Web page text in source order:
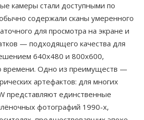
камеры стали доступными по
содержали сканы умеренного
для просмотра на экране и
— подходящего качества для
640x480 и 800x600,
времени. Одно из преимуществ —
артефактов: для многих
представляют единственные
фотографий 1990-х,